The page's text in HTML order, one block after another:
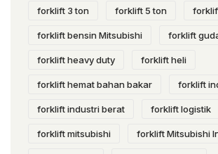
forklift 3 ton forklift 5 ton
forklift bensin Mitsubishi forklift
forklift heavy duty forklift heli
forklift hemat bahan bakar forklift
forklift industri berat forklift logistik
forklift mitsubishi forklift Mitsubishi